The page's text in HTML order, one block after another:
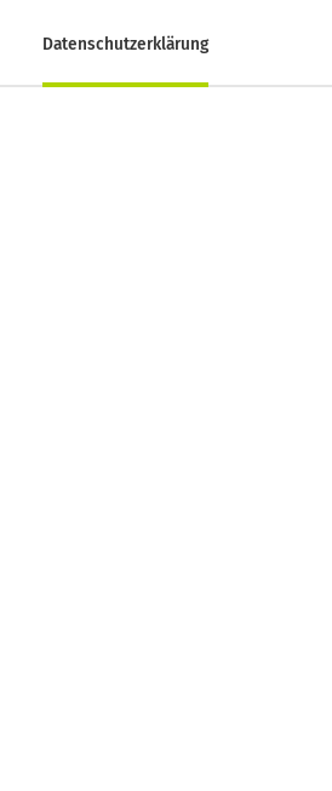
Datenschutzerklärung